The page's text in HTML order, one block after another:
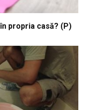
propria casă? (P)